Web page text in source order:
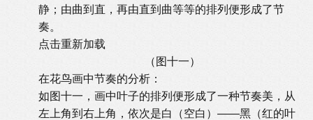
静；由曲到直，再由直到曲等等的排列便形成了节
奏。
点击重新加载
（图十一）
在花鸟画中节奏的分析：
如图十一，画中叶子的排列便形成了一种节奏美，从
左上角到右上角，依次是白（空白）――黑（红的叶